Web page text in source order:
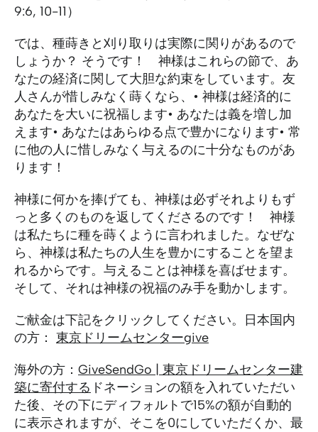
9:6, 10-11）
では、種蒔きと刈り取りは実際に関りがあるので
しょうか？ そうです！ 神様はこれらの節で、あ
なたの経済に関して大胆な約束をしています。友
人さんが惜しみなく蒔くなら、• 神様は経済的に
あなたを大いに祝福します• あなたは義を増し加
えます• あなたはあらゆる点で豊かになります• 常
に他の人に惜しみなく与えるのに十分なものがあ
ります！
神様に何かを捧げても、神様は必ずそれよりもず
っと多くのものを返してくださるのです！ 神様
は私たちに種を蒔くように言われました。なぜな
ら、神様は私たちの人生を豊かにすることを望ま
れるからです。与えることは神様を喜ばせます。
そして、それは神様の祝福のみ手を動かします。
ご献金は下記をクリックしてください。日本国内
の方： 東京ドリームセンターgive
海外の方： GiveSendGo | 東京ドリームセンター建
築に寄付する ドネーションの額を入れていただい
た後、その下にディフォルトで15%の額が自動的
に表示されますが、そこを0にしていただくか、最